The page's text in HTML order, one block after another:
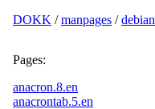
DOKK /manpages /
Pages:
anacron.8.en
anacrontab.5.en